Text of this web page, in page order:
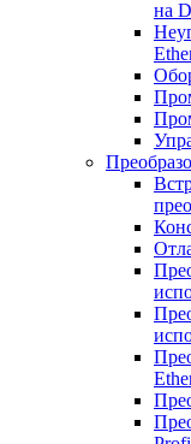
на